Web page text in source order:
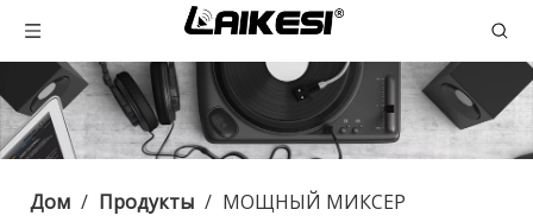
Дом / Продукты / МОЩНЫЙ МИКСЕР